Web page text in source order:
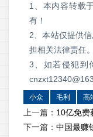
1、本内容转载
有！
2、本站仅提供
担相关法律责任。
3、如若侵犯到
小众 毛利 高
上一篇： 10亿免费
下一篇： 中国最赚